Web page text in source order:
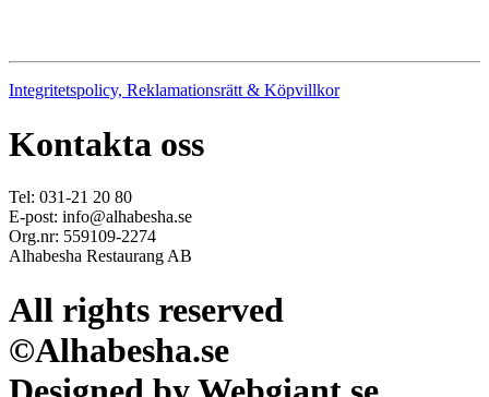
Integritetspolicy, Reklamationsrätt & Köpvillkor
Kontakta oss
Tel: 031-21 20 80
E-post: info@alhabesha.se
Org.nr: 559109-2274
Alhabesha Restaurang AB
All rights reserved
©Alhabesha.se